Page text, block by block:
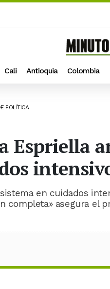
Cali Antioquia Colombia
POLÍTICA
Espriella
en cuidados
completa» asegura el